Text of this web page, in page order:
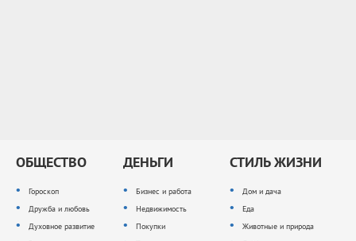
ОБЩЕСТВО
Гороскоп
Дружба и любовь
Духовное развитие
ДЕНЬГИ
Бизнес и работа
Недвижимость
Покупки
СТИЛЬ ЖИЗНИ
Дом и дача
Еда
Животные и природа